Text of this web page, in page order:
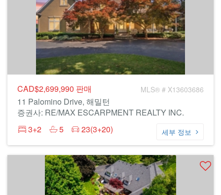
CAD$2,699,990 판매 MLS® # X13603686
11 Palomino Drive, 해밀턴
증권사: RE/MAX ESCARPMENT REALTY INC.
3+2
5 23(3+20) 세부 정보